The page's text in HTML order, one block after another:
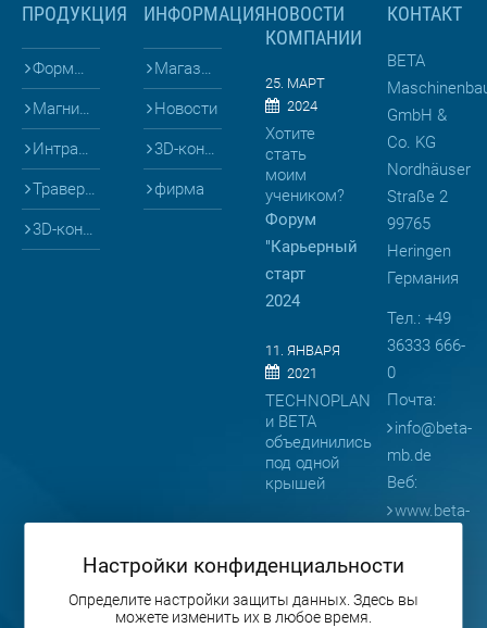
ПРОДУКЦИЯ
Формы для
Магниты и Опалубка
Интралогистика
Траверсы
3D-конфигураторы
ИНФОРМАЦИЯ
Магазин
Новости
3D-конфигураторы
фирма
НОВОСТИ
КОМПАНИИ
25. МАРТ
2024
Хотите
стать
моим
учеником?
Форум
"Карьерный
старт
2024
11. ЯНВАРЯ
2021
TECHNOPLAN
и BETA
объединились
под одной
крышей
BETA
представляет
продукцию
КОНТАКТ
BETA
GmbH &
Co. KG
Nordhäuser
Straße 2
99765
Heringen
Германия
Тел.: +49
36333 666-
0
Почта:
info@beta-
mb.de
Веб:
www.beta-
Настройки конфиденциальности
Определите настройки защиты данных. Здесь вы
можете изменить их в любое время.